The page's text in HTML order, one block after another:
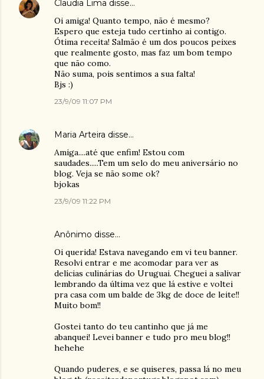
Claudia Lima disse…
Oi amiga! Quanto tempo, não é mesmo?
Espero que esteja tudo certinho ai contigo.
Ótima receita! Salmão é um dos poucos peixes
que realmente gosto, mas faz um bom tempo
que não como.
Não suma, pois sentimos a sua falta!
Bjs :)
23/9/09 11:07 PM
Maria Arteira disse…
Amiga....até que enfim! Estou com
saudades.....Tem um selo do meu aniversário no
blog. Veja se não some ok?
bjokas
23/9/09 11:22 PM
Anônimo disse…
Oi querida! Estava navegando em vi teu banner.
Resolvi entrar e me acomodar para ver as
delícias culinárias do Uruguai. Cheguei a salivar
lembrando da última vez que lá estive e voltei
pra casa com um balde de 3kg de doce de leite!!
Muito bom!!
Gostei tanto do teu cantinho que já me
abanquei! Levei banner e tudo pro meu blog!!
hehehe
Quando puderes, e se quiseres, passa lá no meu